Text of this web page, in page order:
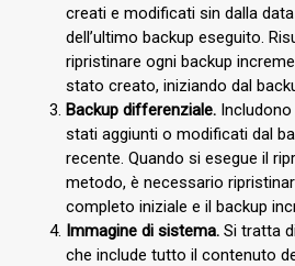
creati e modificati sin dalla data
dell’ultimo backup eseguito.
ripristinare ogni backup
stato creato, iniziando dal
Backup differenziale.
stati aggiunti o modificati dal
recente. Quando si esegue il
metodo, è necessario
completo iniziale e il backup
Immagine di sistema. Si tratta
che include tutto il contenuto